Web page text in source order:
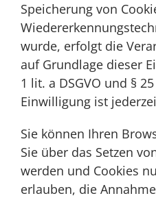
Speicherung von
wurde, erfolgt die
auf Grundlage dieser
1 lit. a DSGVO und §
Einwilligung ist
Sie können Ihren
Sie über das Setzen
werden und Cookies
erlauben, die